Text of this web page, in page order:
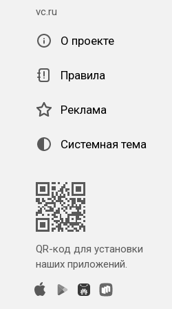
vc.ru
О проекте
Правила
Реклама
Системная тема
QR-код для установки
наших приложений.